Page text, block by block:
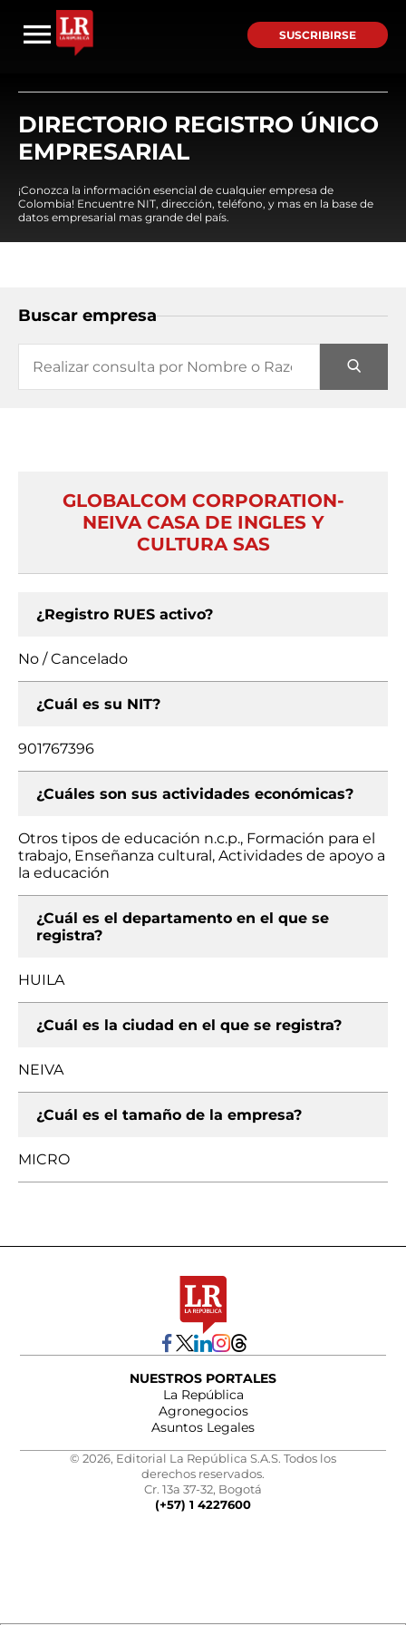
SUSCRIBIRSE
DIRECTORIO REGISTRO ÚNICO
EMPRESARIAL
¡Conozca la información esencial de cualquier empresa de
Colombia! Encuentre NIT, dirección, teléfono, y mas en la base de
datos empresarial mas grande del país.
Buscar empresa
GLOBALCOM CORPORATION-
NEIVA CASA DE INGLES Y
CULTURA SAS
¿Registro RUES activo?
No / Cancelado
¿Cuál es su NIT?
901767396
¿Cuáles son sus actividades económicas?
Otros tipos de educación n.c.p., Formación para el
trabajo, Enseñanza cultural, Actividades de apoyo a
la educación
¿Cuál es el departamento en el que se
registra?
HUILA
¿Cuál es la ciudad en el que se registra?
NEIVA
¿Cuál es el tamaño de la empresa?
MICRO
NUESTROS PORTALES
La República
Agronegocios
Asuntos Legales
© 2026, Editorial La República S.A.S. Todos los
derechos reservados.
Cr. 13a 37-32, Bogotá
(+57) 1 4227600